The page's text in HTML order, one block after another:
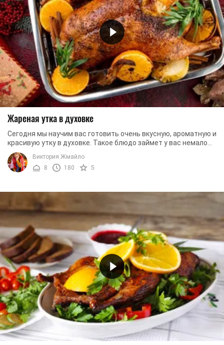
Жареная утка в духовке
Сегодня мы научим вас готовить очень вкусную, ароматную и
красивую утку в духовке. Такое блюдо займет у вас немало
свободного времени, однако ...
Виктория Жмайло
8
180 5